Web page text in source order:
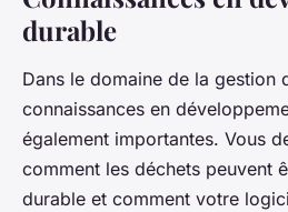
durable
Dans le domaine de la gestion
connaissances en
également importantes. Vous
comment les déchets peuvent
durable et comment votre